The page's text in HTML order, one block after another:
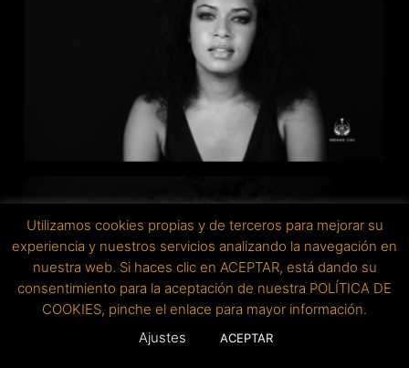
Utilizamos cookies propias y de terceros para mejorar su
experiencia y nuestros servicios analizando la navegación en
nuestra web. Si haces clic en ACEPTAR, está dando su
consentimiento para la aceptación de nuestra POLÍTICA DE
COOKIES, pinche el enlace para mayor información.
Ajustes
ACEPTAR